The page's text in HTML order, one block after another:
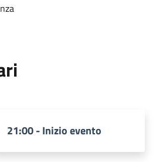
21:00 - Inizio evento